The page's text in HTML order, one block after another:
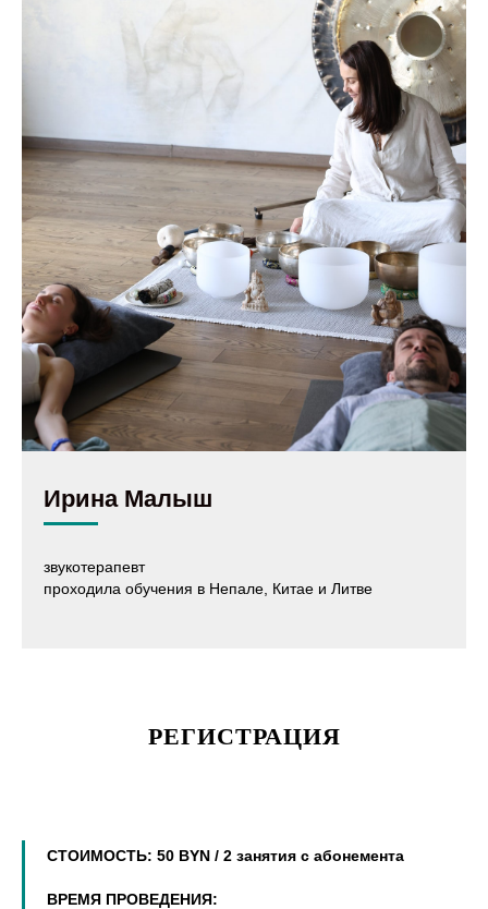
Ирина Малыш
звукотерапевт
проходила обучения в Непале, Китае и Литве
РЕГИСТРАЦИЯ
СТОИМОСТЬ: 50 BYN / 2 занятия с абонемента
ВРЕМЯ ПРОВЕДЕНИЯ: